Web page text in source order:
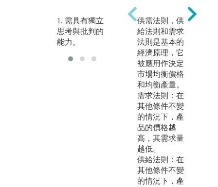
1. 需具有獨立
思考與批判的
能力。
2. 數理推導與
數量分析能
力。
供需法則，供
給法則和需求
法則是基本的
經濟原理，它
被應用作決定
市場均衡價格
和均衡產量。
需求法則：在
其他條件不變
的情況下，產
品的價格越
高，其需求量
越低。
供給法則：在
其他條件不變
的情況下，產